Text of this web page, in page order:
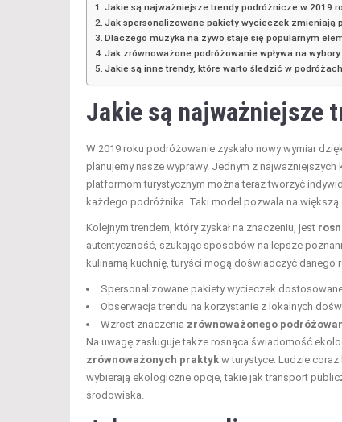
Jakie są najważniejsze trendy podróżnicze w 2019
Jak spersonalizowane pakiety wycieczek zmieniają
Dlaczego muzyka na żywo staje się popularnym
Jak zrównoważone podróżowanie wpływa na
Jakie są inne trendy, które warto śledzić w
Jakie są najważniejsze
W 2019 roku podróżowanie zyskało nowy wymiar
planujemy nasze wyprawy. Jednym z najważniejszych
platformom turystycznym można teraz tworzyć
każdego podróżnika. Taki model pozwala na
Kolejnym trendem, który zyskał na znaczeniu, jest
autentyczność, szukając sposobów na lepsze
kulinarną kuchnię, turyści mogą doświadczyć
Spersonalizowane pakiety wycieczek
Obserwacja trendu na korzystanie z lokalnych
Wzrost znaczenia zrównoważonego
Na uwagę zasługuje także rosnąca świadomość
zrównoważonych praktyk w turystyce. Ludzie
wybierają ekologiczne opcje, takie jak transport
środowiska.